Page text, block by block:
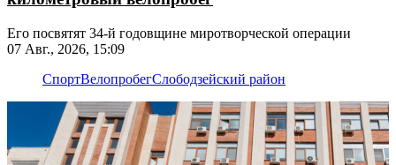
Его посвятят 34-й годовщине миротворческой операции
07 Авг., 2026, 15:09
СпортВелопробегСлободзейский район